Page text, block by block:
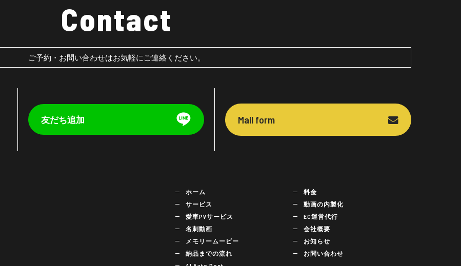
Contact
ご予約・お問い合わせはお気軽にご連絡ください。
友だち追加 Mail form
ホーム
サービス
愛車PVサービス
名刺動画
メモリームービー
納品までの流れ
料金
動画の内製化
EC運営代行
会社概要
お知らせ
お問い合わせ